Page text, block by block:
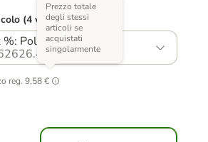
(4 varianti)
%: Pollo (48 x 10 g)
reg. 9,58 €
Prezzo totale
degli stessi
articoli se
acquistati
singolarmente